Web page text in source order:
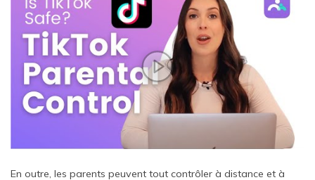
En outre, les parents peuvent tout contrôler à distance et à